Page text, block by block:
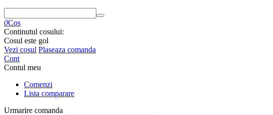
0Cos
Continutul cosului:
Cosul este gol
Vezi cosul Plaseaza comanda
Cont
Contul meu
Comenzi
Lista comparare
Urmarire comanda